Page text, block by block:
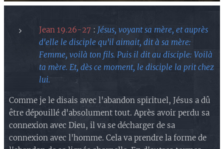
Jean 19.26-27 : Jésus, voyant sa mère, et auprès
d'elle le disciple qu'il aimait, dit à sa mère:
Femme, voilà ton fils. Puis il dit au disciple: Voilà
ta mère. Et, dès ce moment, le disciple la prit chez
lui.
Comme je le disais avec l'abandon spirituel, Jésus a dû
être dépouillé d'absolument tout. Après avoir perdu sa
connexion avec Dieu, il va se décharger de sa
connexion avec l'homme. Cela va prendre la forme de